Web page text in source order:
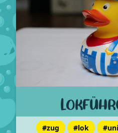
#zug #lok